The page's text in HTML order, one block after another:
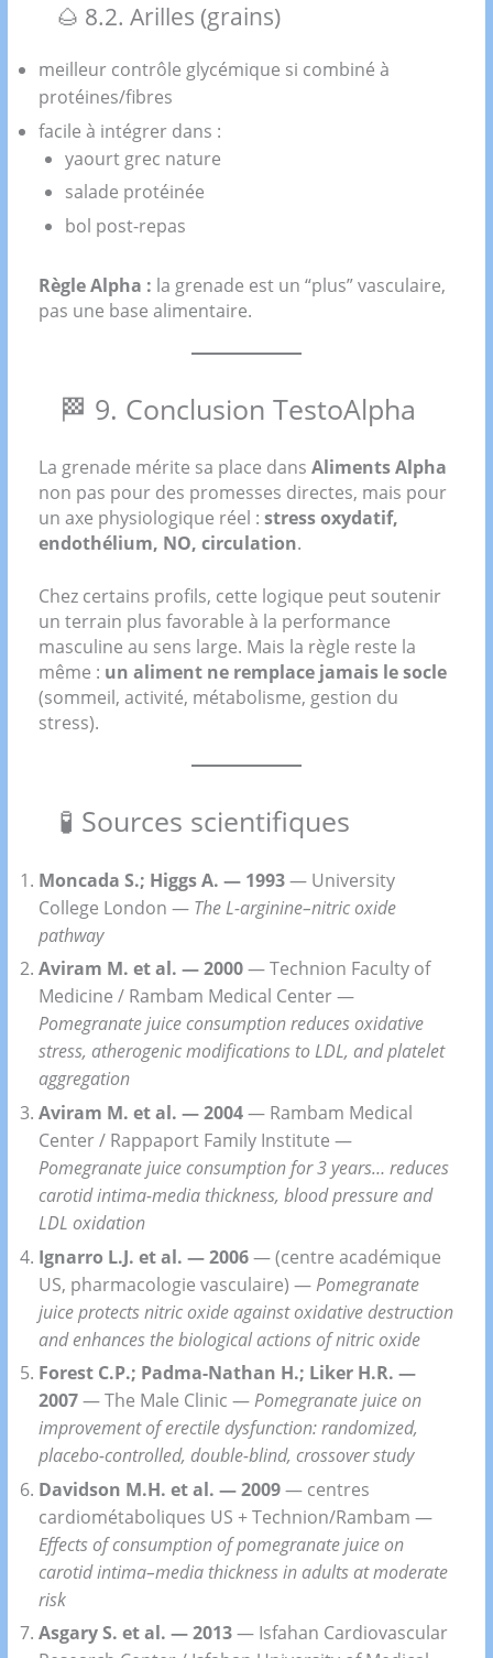
🌰 8.2. Arilles (grains)
meilleur contrôle glycémique si combiné à
protéines/fibres
facile à intégrer dans :
yaourt grec nature
salade protéinée
bol post-repas
Règle Alpha : la grenade est un “plus” vasculaire,
pas une base alimentaire.
🏁 9. Conclusion TestoAlpha
La grenade mérite sa place dansAliments Alpha
non pas pour des promesses directes, mais pour
un axe physiologique réel :stress oxydatif,
endothélium, NO, circulation.
Chez certains profils, cette logique peut soutenir
un terrain plus favorable à la performance
masculine au sens large. Mais la règle reste la
même : un aliment ne remplace jamais le socle
(sommeil, activité, métabolisme, gestion du
stress).
🧪 Sources scientifiques
Moncada S.; Higgs A. — 1993— University
College London — The L-arginine–nitric oxide
pathway
Aviram M. et al. — 2000— Technion Faculty of
Medicine / Rambam Medical Center —
Pomegranate juice consumption reduces oxidative
stress, atherogenic modifications to LDL, and platelet
aggregation
Aviram M. et al. — 2004— Rambam Medical
Center / Rappaport Family Institute —
Pomegranate juice consumption for 3 years… reduces
carotid intima-media thickness, blood pressure and
LDL oxidation
Ignarro L.J. et al. — 2006— (centre académique
US, pharmacologie vasculaire) —Pomegranate
juice protects nitric oxide against oxidative destruction
and enhances the biological actions of nitric oxide
Forest C.P.; Padma-Nathan H.; Liker H.R. —
2007— The Male Clinic —Pomegranate juice on
improvement of erectile dysfunction: randomized,
placebo-controlled, double-blind, crossover study
Davidson M.H. et al. — 2009— centres
cardiométaboliques US + Technion/Rambam —
Effects of consumption of pomegranate juice on
carotid intima–media thickness in adults at moderate
risk
Asgary S. et al. — 2013— Isfahan Cardiovascular